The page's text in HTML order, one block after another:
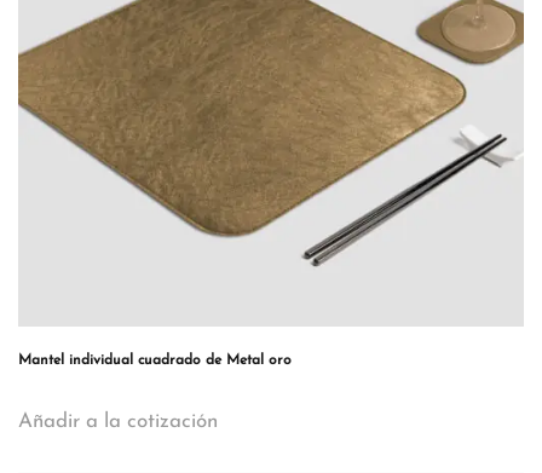
Mantel individual cuadrado de Metal oro
Añadir a la cotización